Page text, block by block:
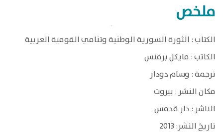
ملخص
الكتاب : الثورة السورية الوطنية وتنامي القومية العربية
الكاتب : مايكل برفنس
ترجمة : وسام دودار
مكان النشر : بيروت
الناشر : دار قدمس
تاريخ النشر: 2013